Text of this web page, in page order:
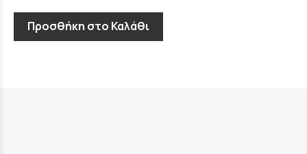
Προσθήκη στο Καλάθι